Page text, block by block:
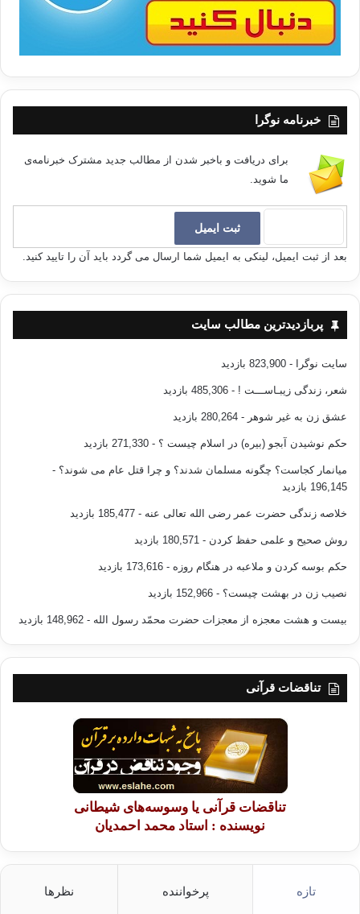
خبرنامه نوگرا
برای دریافت و باخبر شدن از مطالب جدید مشترک خبرنامه‌ی
ما شوید.
بعد از ثبت ایمیل، لینکی به ایمیل شما ارسال می گردد باید آن را تایید کنید.
پربازدیدترین مطالب سایت
سایت نوگرا - 823,900 بازدید
شعر، زندگی زیبـاســـت ! - 485,306 بازدید
عشق زن به غیر شوهر - 280,264 بازدید
حکم نوشیدن آبجو (بیره) در اسلام چیست ؟ - 271,330 بازدید
میانمار کجاست؟ چگونه مسلمان شدند؟ و چرا قتل عام می شوند؟ -
196,145 بازدید
خلاصه زندگی حضرت عمر رضی الله تعالی عنه - 185,477 بازدید
روش صحیح و علمی حفظ کردن - 180,571 بازدید
حکم بوسه کردن و ملاعبه در هنگام روزه - 173,616 بازدید
نصیب زن در بهشت چیست؟ - 152,966 بازدید
بیست و هشت معجزه از معجزات حضرت محمّد رسول الله - 148,962 بازدید
تناقضات قرآنی
تناقضات قرآنی یا وسوسه‌های شیطانی
نویسنده : استاد محمد احمدیان
تازه پرخواننده نظرها